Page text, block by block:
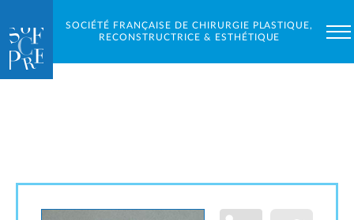
SOCIÉTÉ FRANÇAISE DE CHIRURGIE PLASTIQUE,
RECONSTRUCTRICE & ESTHÉTIQUE